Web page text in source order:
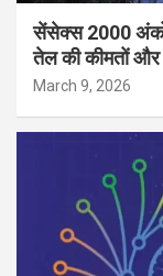
सेंसेक्स 2000 अंकों
तेल की कीमतों और
March 9, 2026